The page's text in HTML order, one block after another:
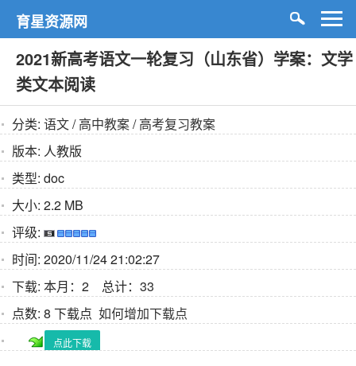
育星资源网
2021新高考语文一轮复习（山东省）学案：文学
类文本阅读
分类: 语文/高中教案/高考复习教案
版本: 人教版
类型: doc
大小: 2.2 MB
评级:
时间: 2020/11/24 21:02:27
下载: 本月：2 总计：33
点数: 8 下载点 如何增加下载点
点此下载